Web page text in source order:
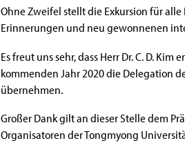
Ohne Zweifel stellt die Exkursion für
Erinnerungen und neu gewonnenen
Es freut uns sehr, dass Herr Dr. C. D.
kommenden Jahr 2020 die Delegation
übernehmen.
Großer Dank gilt an dieser Stelle dem
Organisatoren der Tongmyong